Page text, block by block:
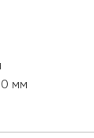
мм